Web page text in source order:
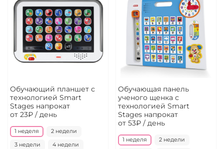
Обучающий планшет с
технологией Smart
Stages напрокат
от 23₽ / день
1 неделя 2 недели
3 недели 4 недели
Обучающая панель
ученого щенка с
технологией Smart
Stages напрокат
от 53₽ / день
1 неделя 2 недели